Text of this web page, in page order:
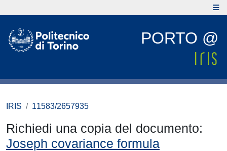
PORTO @
IRIS 11583/2657935
Richiedi una copia del documento:
Joseph covariance formula